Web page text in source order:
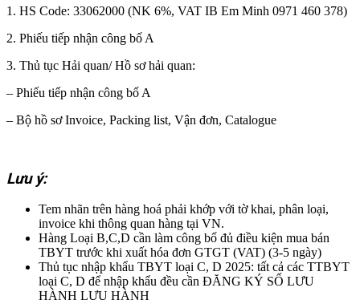
1. HS Code: 33062000 (NK 6%, VAT IB Em Minh 0971 460 378)
2. Phiếu tiếp nhận công bố A
3. Thủ tục Hải quan/ Hồ sơ hải quan:
– Phiếu tiếp nhận công bố A
– Bộ hồ sơ Invoice, Packing list, Vận đơn, Catalogue
Lưu ý:
Tem nhãn trên hàng hoá phải khớp với tờ khai, phân loại,
invoice khi thông quan hàng tại VN.
Hàng Loại B,C,D cần làm công bố đủ điều kiện mua bán
TBYT trước khi xuất hóa đơn GTGT (VAT) (3-5 ngày)
Thủ tục nhập khẩu TBYT loại C, D 2025: tất cả các TTBYT
loại C, D để nhập khẩu đều cần ĐĂNG KÝ SỐ LƯU
HÀNH LƯU HÀNH